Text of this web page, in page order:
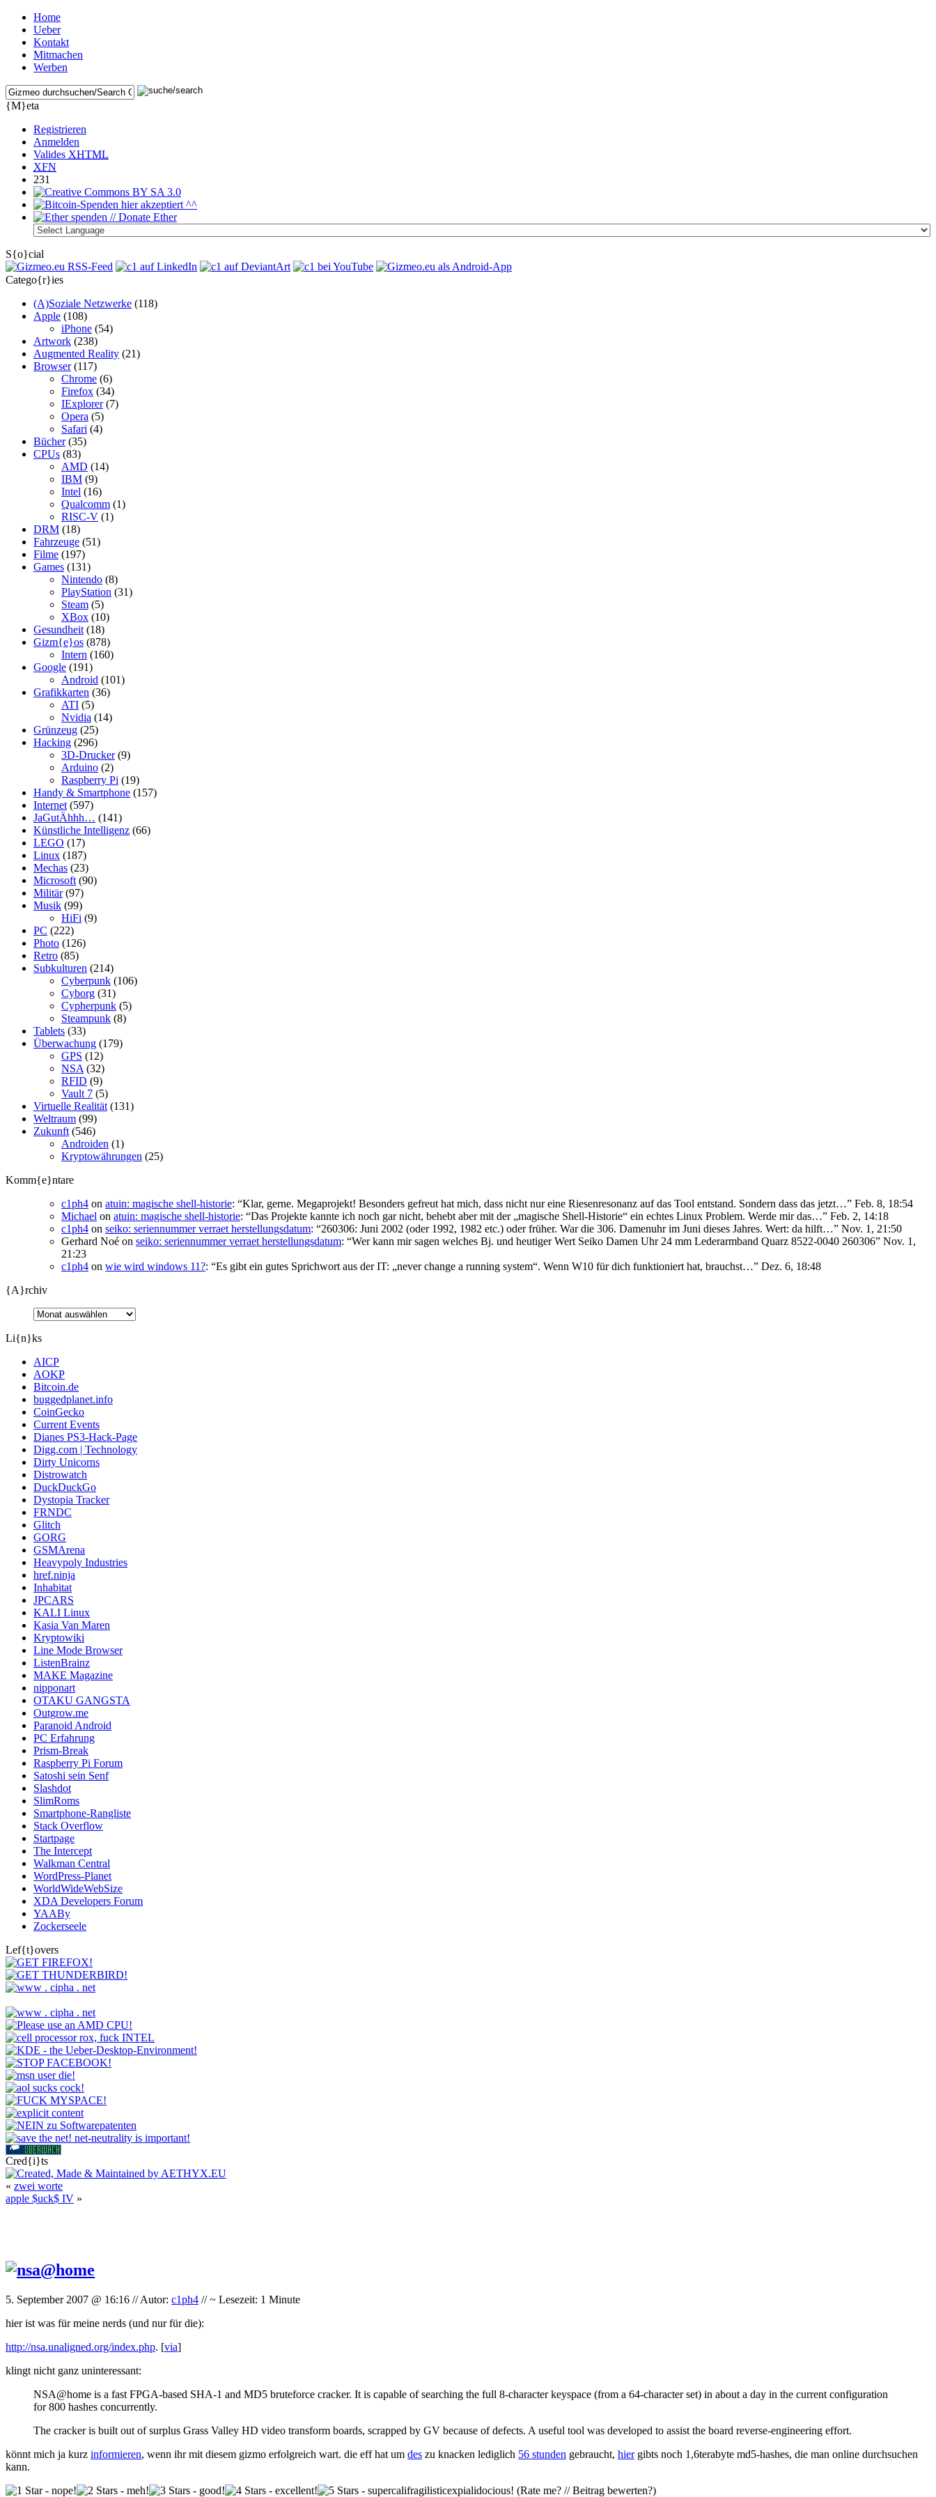
Home
Ueber
Kontakt
Mitmachen
Werben
{M}eta
Registrieren
Anmelden
Valides XHTML
XFN
231
S{o}cial
Catego{r}ies
(A)Soziale Netzwerke (118)
Apple (108)
iPhone (54)
Artwork (238)
Augmented Reality (21)
Browser(117)
Chrome (6)
Firefox (34)
IExplorer(7)
Opera (5)
Safari (4)
Bücher(35)
CPUs (83)
AMD (14)
IBM (9)
Intel (16)
Qualcomm (1)
RISC-V (1)
DRM (18)
Fahrzeuge (51)
Filme (197)
Games (131)
Nintendo (8)
PlayStation (31)
Steam (5)
XBox (10)
Gesundheit (18)
Gizm{e}os (878)
Intern (160)
Google (191)
Android (101)
Grafikkarten (36)
ATI (5)
Nvidia (14)
Grünzeug (25)
Hacking (296)
3D-Drucker(9)
Arduino (2)
Raspberry Pi (19)
Handy & Smartphone (157)
Internet (597)
JaGutÄhhh… (141)
Künstliche Intelligenz (66)
LEGO (17)
Linux (187)
Mechas (23)
Microsoft (90)
Militär(97)
Musik (99)
HiFi (9)
PC (222)
Photo (126)
Retro (85)
Subkulturen (214)
Cyberpunk (106)
Cyborg (31)
Cypherpunk (5)
Steampunk (8)
Tablets (33)
Überwachung (179)
GPS (12)
NSA (32)
RFID (9)
Vault 7 (5)
Virtuelle Realität (131)
Weltraum (99)
Zukunft (546)
Androiden (1)
Kryptowährungen (25)
Komm{e}ntare
c1ph4 on atuin: magische shell-historie: “Klar, gerne. Megaprojekt! Besonders gefreut hat mich, dass nicht nur eine Riesenresonanz auf das Tool entstand. Sondern dass das jetzt…” Feb. 8, 18:54
Michael on atuin: magische shell-historie: “Das Projekte kannte ich noch gar nicht, behebt aber mit der „magische Shell-Historie“ ein echtes Linux Problem. Werde mir das…” Feb. 2, 14:18
c1ph4 on seiko: seriennummer verraet herstellungsdatum: “260306: Juni 2002 (oder 1992, 1982 etc.) oder früher. War die 306. Damenuhr im Juni dieses Jahres. Wert: da hilft…” Nov. 1, 21:50
Gerhard Noé on seiko: seriennummer verraet herstellungsdatum: “Wer kann mir sagen welches Bj. und heutiger Wert Seiko Damen Uhr 24 mm Lederarmband Quarz 8522-0040 260306” Nov. 1,
21:23
c1ph4 on wie wird windows 11?: “Es gibt ein gutes Sprichwort aus der IT: „never change a running system“. Wenn W10 für dich funktioniert hat, brauchst…” Dez. 6, 18:48
{A}rchiv
Li{n}ks
AICP
AOKP
Bitcoin.de
buggedplanet.info
CoinGecko
Current Events
Dianes PS3-Hack-Page
Digg.com | Technology
Dirty Unicorns
Distrowatch
DuckDuckGo
Dystopia Tracker
FRNDC
Glitch
GORG
GSMArena
Heavypoly Industries
href.ninja
Inhabitat
JPCARS
KALI Linux
Kasia Van Maren
Kryptowiki
Line Mode Browser
ListenBrainz
MAKE Magazine
nipponart
OTAKU GANGSTA
Outgrow.me
Paranoid Android
PC Erfahrung
Prism-Break
Raspberry Pi Forum
Satoshi sein Senf
Slashdot
SlimRoms
Smartphone-Rangliste
Stack Overflow
Startpage
The Intercept
Walkman Central
WordPress-Planet
WorldWideWebSize
XDA Developers Forum
YAABy
Zockerseele
Lef{t}overs
Cred{i}ts
« zwei worte
apple $uck$ IV »
5. September 2007 @ 16:16 // Autor: c1ph4 // ~ Lesezeit: 1 Minute
hier ist was für meine nerds (und nur für die):
http://nsa.unaligned.org/index.php. [via]
klingt nicht ganz uninteressant:
NSA@home is a fast FPGA-based SHA-1 and MD5 bruteforce cracker. It is capable of searching the full 8-character keyspace (from a 64-character set) in about a day in the current configuration
for 800 hashes concurrently.
The cracker is built out of surplus Grass Valley HD video transform boards, scrapped by GV because of defects. A useful tool was developed to assist the board reverse-engineering effort.
könnt mich ja kurz informieren, wenn ihr mit diesem gizmo erfolgreich wart. die eff hat um des zu knacken lediglich 56 stunden gebraucht, hiergibts noch 1,6terabyte md5-hashes, die man online durchsuchen
kann.
(Rate me? // Beitrag bewerten?)